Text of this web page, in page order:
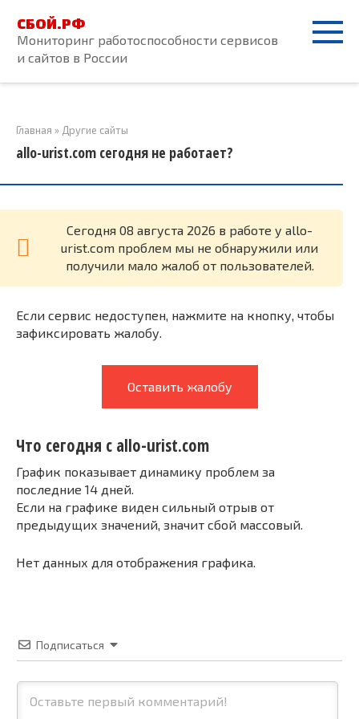
контенту
СБОЙ.РФ
Мониторинг работоспособности сервисов
и сайтов в России
Главная » Другие сайты
allo-urist.com сегодня не работает?
Cегодня 08 августа 2026 в работе у allo-
urist.com проблем мы не обнаружили или
получили мало жалоб от пользователей.
Если сервис недоступен, нажмите на кнопку, чтобы
зафиксировать жалобу.
Оставить жалобу
Что сегодня с allo-urist.com
График показывает динамику проблем за
последние 14 дней.
Если на графике виден сильный отрыв от
предыдущих значений, значит сбой массовый.
Нет данных для отображения графика.
Подписаться